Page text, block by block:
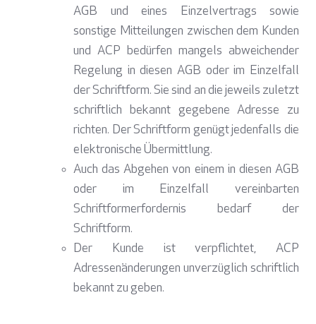
AGB und eines Einzelvertrags sowie
sonstige Mitteilungen zwischen dem Kunden
und ACP bedürfen mangels abweichender
Regelung in diesen AGB oder im Einzelfall
der Schriftform. Sie sind an die jeweils zuletzt
schriftlich bekannt gegebene Adresse zu
richten. Der Schriftform genügt jedenfalls die
elektronische Übermittlung.
Auch das Abgehen von einem in diesen AGB
oder im Einzelfall vereinbarten
Schriftformerfordernis bedarf der
Schriftform.
Der Kunde ist verpflichtet, ACP
Adressenänderungen unverzüglich schriftlich
bekannt zu geben.